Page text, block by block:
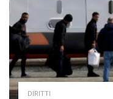
DIRITTI